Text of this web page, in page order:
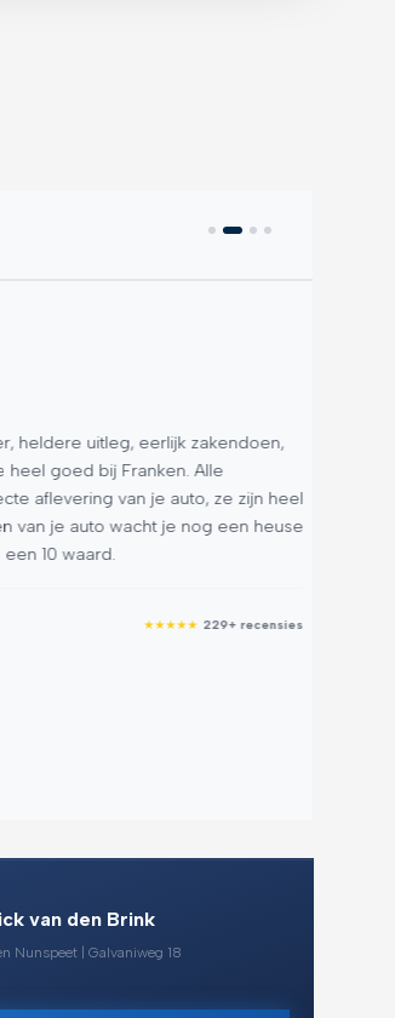
uitleg, eerlijk zakendoen,
goed bij Franken. Alle
van je auto, ze zijn heel
je auto wacht je nog een heuse
10 waard.
★★★ 229+ recensies
van den Brink
Nunspeet | Galvaniweg 18